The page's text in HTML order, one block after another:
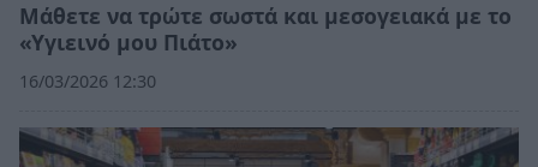
Μάθετε να τρώτε σωστά και μεσογειακά με το
«Υγιεινό μου Πιάτο»
16/03/2026 12:30